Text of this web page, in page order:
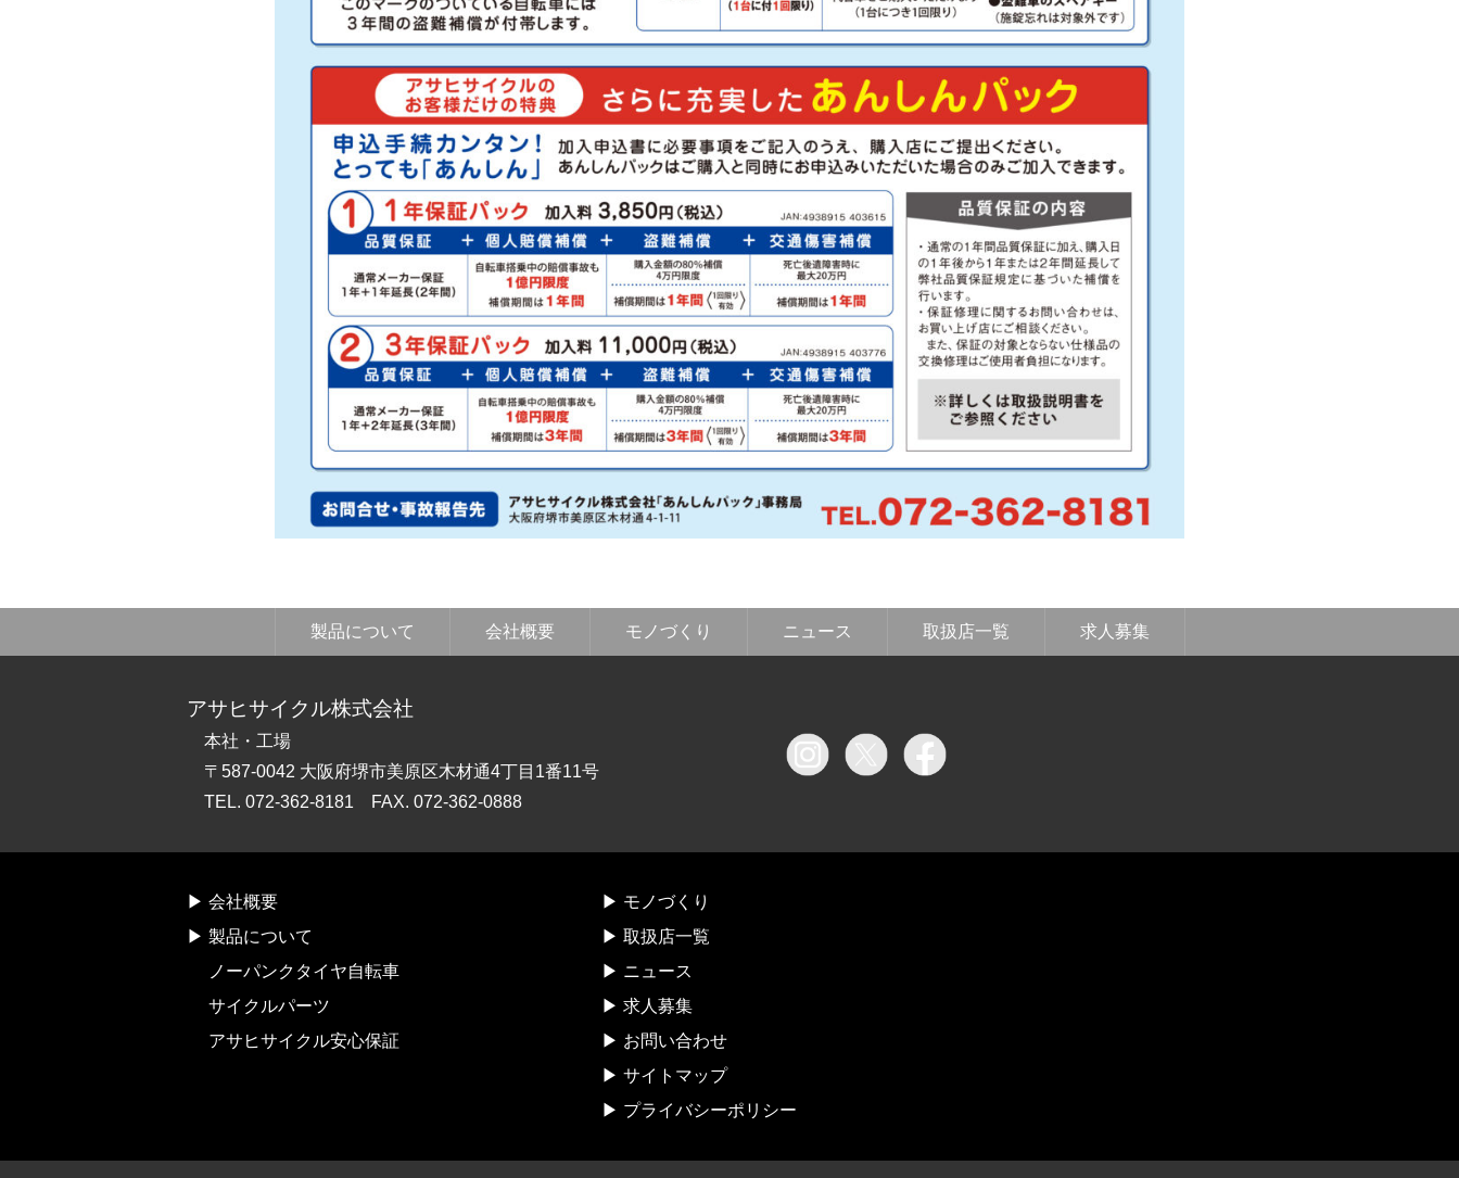
製品について 会社概要 モノづくり ニュース 取扱店一覧 求人募集
アサヒサイクル株式会社
本社・工場
〒587-0042 大阪府堺市美原区木材通4丁目1番11号
TEL. 072-362-8181 FAX. 072-362-0888
会社概要
製品について
ノーパンクタイヤ自転車
サイクルパーツ
アサヒサイクル安心保証
モノづくり
取扱店一覧
ニュース
求人募集
お問い合わせ
サイトマップ
プライバシーポリシー